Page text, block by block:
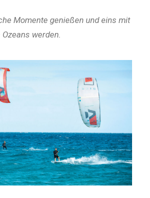
Im Urlaub bei ROBINSON kannst
Momente genießen und eins mit
werden.